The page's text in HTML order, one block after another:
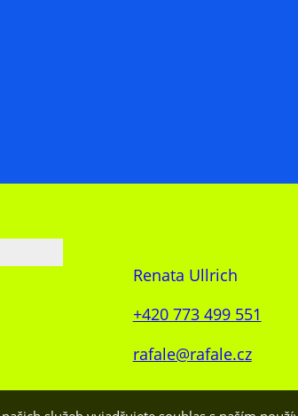
Renata Ullrich
+420 773 499 551
rafale@rafale.cz